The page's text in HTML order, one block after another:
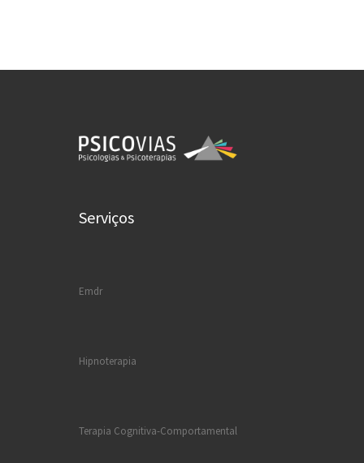
Serviços
Emdr
Hipnoterapia
Terapia Cognitiva-Comportamental